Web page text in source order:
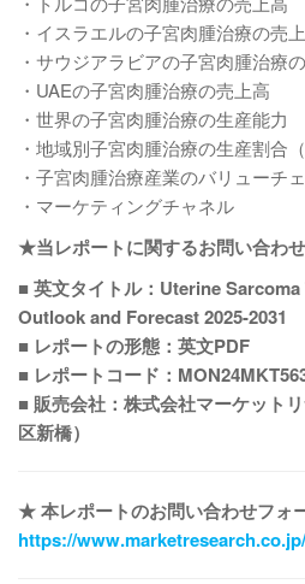
・イスラエルの子宮肉腫治療の売
・サウジアラビアの子宮肉腫治療
・UAEの子宮肉腫治療の売上高
・世界の子宮肉腫治療の生産能力
・地域別子宮肉腫治療の生産割合
・子宮肉腫治療産業のバリューチ
・マーケティングチャネル
★当レポートに関するお問い合わ
■ 英文タイトル：Uterine
Outlook and Forecast 2025-2031
■ レポートの形態：英文PDF
■ レポートコード：
■ 販売会社：株式会社マーケット
区新橋）
★ 本レポートのお問い合わせフォ
https://